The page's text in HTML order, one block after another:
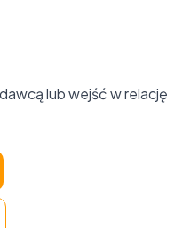
lub wejść w relację